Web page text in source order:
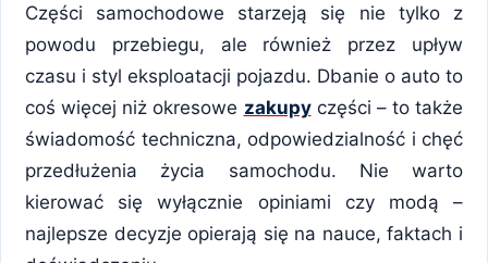
Części samochodowe starzeją się nie tylko z
powodu przebiegu, ale również przez upływ
czasu i styl eksploatacji pojazdu. Dbanie o auto to
coś więcej niż okresowe zakupyczęści – to także
świadomość techniczna, odpowiedzialność i chęć
przedłużenia życia samochodu. Nie warto
kierować się wyłącznie opiniami czy modą –
najlepsze decyzje opierają się na nauce, faktach i